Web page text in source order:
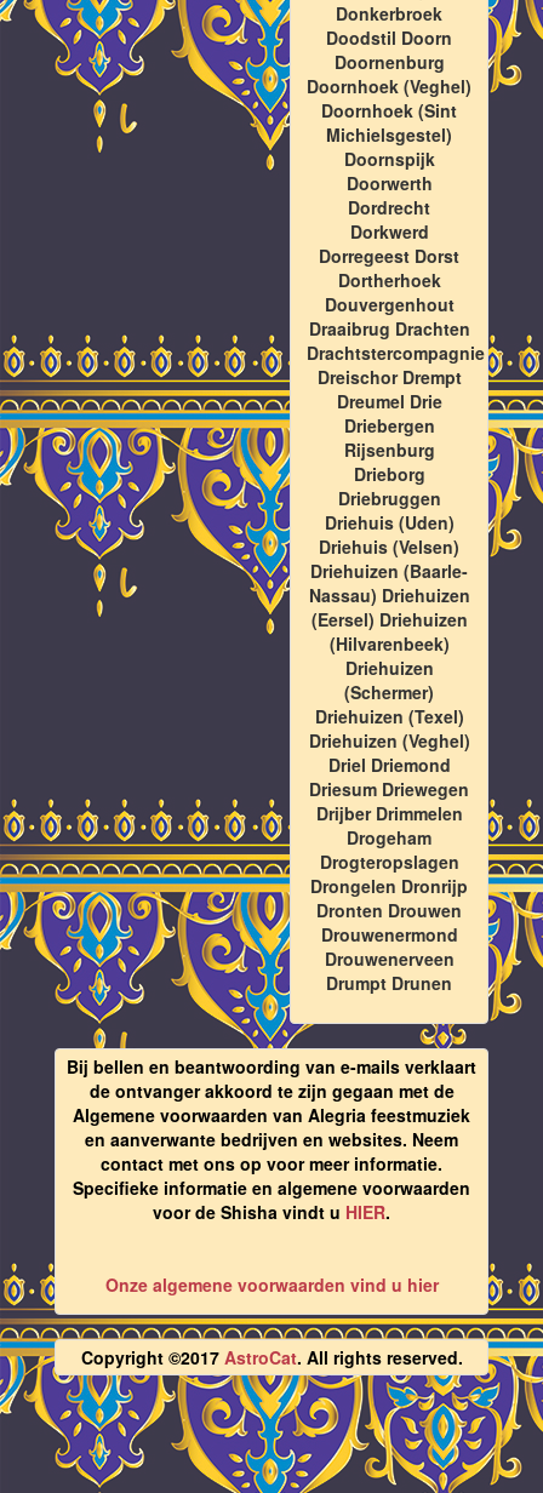
Donkerbroek
Doodstil Doorn
Doornenburg
Doornhoek (Veghel)
Doornhoek (Sint
Michielsgestel)
Doornspijk
Doorwerth
Dordrecht
Dorkwerd
Dorregeest Dorst
Dortherhoek
Douvergenhout
Draaibrug Drachten
Drachtstercompagnie
Dreischor Drempt
Dreumel Drie
Driebergen
Rijsenburg
Drieborg
Driebruggen
Driehuis (Uden)
Driehuis (Velsen)
Driehuizen (Baarle-
Nassau) Driehuizen
(Eersel) Driehuizen
(Hilvarenbeek)
Driehuizen
(Schermer)
Driehuizen (Texel)
Driehuizen (Veghel)
Driel Driemond
Driesum Driewegen
Drijber Drimmelen
Drogeham
Drogteropslagen
Drongelen Dronrijp
Dronten Drouwen
Drouwenermond
Drouwenerveen
Drumpt Drunen
Bij bellen en beantwoording van e-mails verklaart
de ontvanger akkoord te zijn gegaan met de
Algemene voorwaarden van Alegria feestmuziek
en aanverwante bedrijven en websites. Neem
contact met ons op voor meer informatie.
Specifieke informatie en algemene voorwaarden
voor de Shisha vindt u HIER.
Onze algemene voorwaarden vind u hier
Copyright ©2017 AstroCat. All rights reserved.